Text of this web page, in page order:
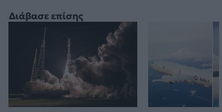
Διάβασε επίσης